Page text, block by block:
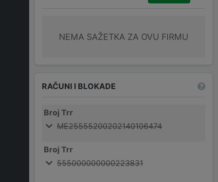
NEMA SAŽETKA ZA OVU FIRMU
RAČUNI I BLOKADE
Broj Trr
ME25555200202140106474
Broj Trr
555000000000223831